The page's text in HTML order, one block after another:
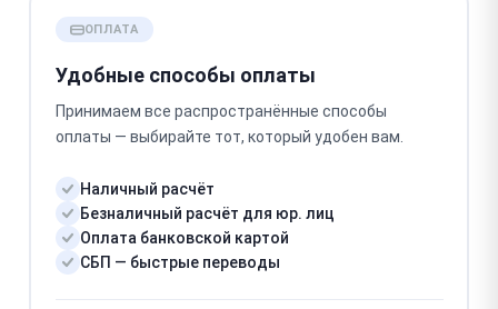
ОПЛАТА
Удобные способы оплаты
Принимаем все распространённые способы
оплаты — выбирайте тот, который удобен вам.
Наличный расчёт
Безналичный расчёт для юр. лиц
Оплата банковской картой
СБП — быстрые переводы